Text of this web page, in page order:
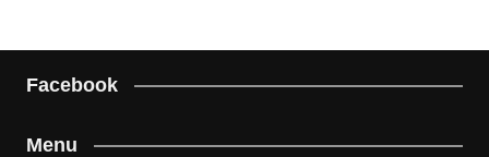
Facebook
Menu